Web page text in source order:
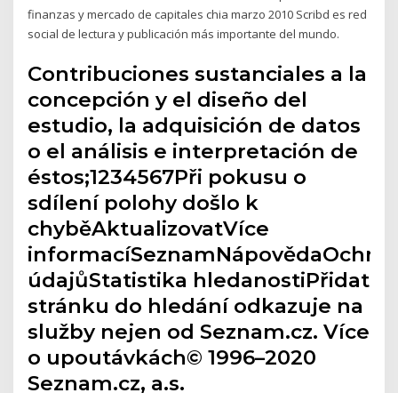
finanzas y mercado de capitales chia marzo 2010 Scribd es red
social de lectura y publicación más importante del mundo.
Contribuciones sustanciales a la
concepción y el diseño del
estudio, la adquisición de datos
o el análisis e interpretación de
éstos;1234567Při pokusu o
sdílení polohy došlo k
chyběAktualizovatVíce
údajůStatistika hledanostiPřidat
stránku do hledání odkazuje na
služby nejen od Seznam.cz. Více
o upoutávkách© 1996–2020
Seznam.cz, a.s.